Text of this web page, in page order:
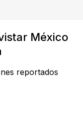
México
reportados